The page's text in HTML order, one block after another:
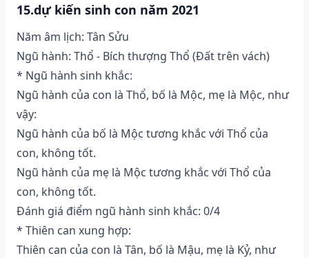
15.dự kiến sinh con năm 2021
Năm âm lịch: Tân Sửu
Ngũ hành: Thổ - Bích thượng Thổ (Ðất trên vách)
* Ngũ hành sinh khắc:
Ngũ hành của con là Thổ, bố là Mộc, mẹ là Mộc, như
vậy:
Ngũ hành của bố là Mộc tương khắc với Thổ của
con, không tốt.
Ngũ hành của mẹ là Mộc tương khắc với Thổ của
con, không tốt.
Đánh giá điểm ngũ hành sinh khắc: 0/4
* Thiên can xung hợp:
Thiên can của con là Tân, bố là Mậu, mẹ là Kỷ, như